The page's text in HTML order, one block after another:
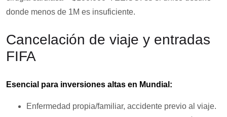
donde menos de 1M es insuficiente.
Cancelación de viaje y entradas
FIFA
Esencial para inversiones altas en Mundial:
Enfermedad propia/familiar, accidente previo al viaje.